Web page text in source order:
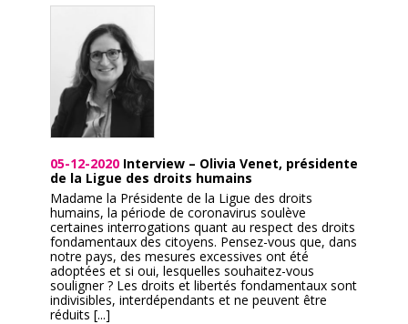
05-12-2020 Interview – Olivia Venet, présidente
de la Ligue des droits humains
Madame la Présidente de la Ligue des droits
humains, la période de coronavirus soulève
certaines interrogations quant au respect des droits
fondamentaux des citoyens. Pensez-vous que, dans
notre pays, des mesures excessives ont été
adoptées et si oui, lesquelles souhaitez-vous
souligner ? Les droits et libertés fondamentaux sont
indivisibles, interdépendants et ne peuvent être
réduits [...]